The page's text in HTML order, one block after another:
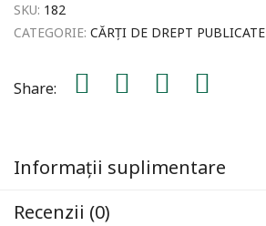
SKU: 182
CATEGORIE: CĂRȚI DE DREPT PUBLICATE
Share:
Informații suplimentare
Recenzii (0)